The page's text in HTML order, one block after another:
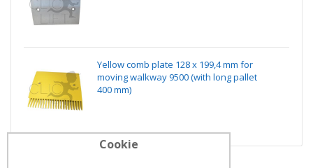
Yellow comb plate 128 x 199,4 mm for
moving walkway 9500 (with long pallet
400 mm)
Cookie